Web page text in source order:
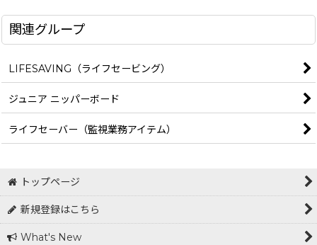
関連グループ
LIFESAVING（ライフセービング）
ジュニア ニッパーボード
ライフセーバー（監視業務アイテム）
トップページ
新規登録はこちら
What's New